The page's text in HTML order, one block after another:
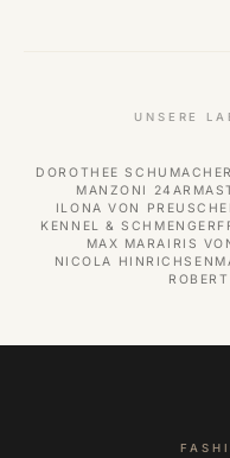
UNSERE
DOROTHEE
MANZONI 24 ARMA
ILONA VON
KENNEL & SCHMENGER
MAX MARA IRIS
NICOLA HINRICHSEN